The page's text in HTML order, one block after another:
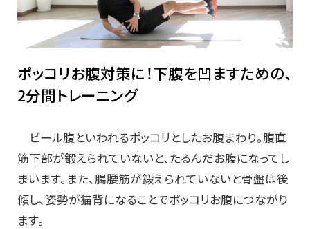
ポッコリお腹対策に！下腹を凹ますための、
2分間トレーニング
ビール腹といわれるポッコリとしたお腹まわり。腹直
筋下部が鍛えられていないと、たるんだお腹になってし
まいます。また、腸腰筋が鍛えられていないと骨盤は後
傾し、姿勢が猫背になることでポッコリお腹につながり
ます。